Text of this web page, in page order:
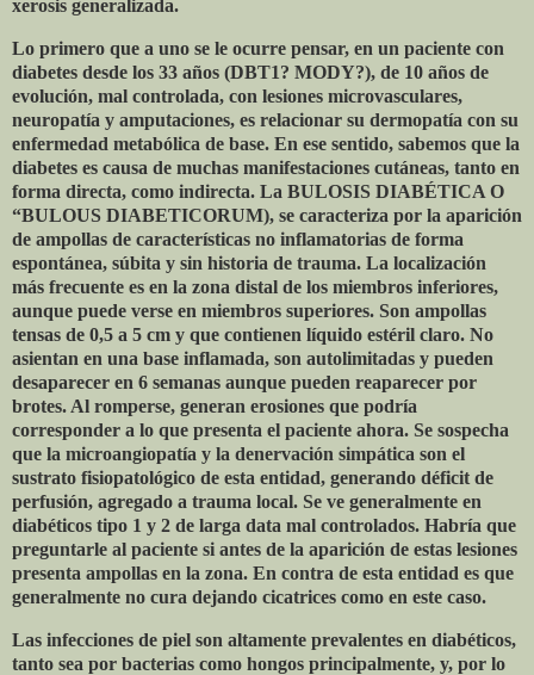
xerosis generalizada.
Lo primero que a uno se le ocurre pensar, en un paciente con
diabetes desde los 33 años (DBT1? MODY?), de 10 años de
evolución, mal controlada, con lesiones microvasculares,
neuropatía y amputaciones, es relacionar su dermopatía con su
enfermedad metabólica de base. En ese sentido, sabemos que la
diabetes es causa de muchas manifestaciones cutáneas, tanto en
forma directa, como indirecta. La BULOSIS DIABÉTICA O
“BULOUS DIABETICORUM), se caracteriza por la aparición
de ampollas de características no inflamatorias de forma
espontánea, súbita y sin historia de trauma. La localización
más frecuente es en la zona distal de los miembros inferiores,
aunque puede verse en miembros superiores. Son ampollas
tensas de 0,5 a 5 cm y que contienen líquido estéril claro. No
asientan en una base inflamada, son autolimitadas y pueden
desaparecer en 6 semanas aunque pueden reaparecer por
brotes. Al romperse, generan erosiones que podría
corresponder a lo que presenta el paciente ahora. Se sospecha
que la microangiopatía y la denervación simpática son el
sustrato fisiopatológico de esta entidad, generando déficit de
perfusión, agregado a trauma local. Se ve generalmente en
diabéticos tipo 1 y 2 de larga data mal controlados. Habría que
preguntarle al paciente si antes de la aparición de estas lesiones
presenta ampollas en la zona. En contra de esta entidad es que
generalmente no cura dejando cicatrices como en este caso.
Las infecciones de piel son altamente prevalentes en diabéticos,
tanto sea por bacterias como hongos principalmente, y, por lo